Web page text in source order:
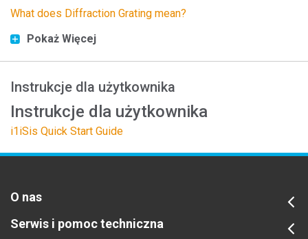
What does Diffraction Grating mean?
Pokaż Więcej
Instrukcje dla użytkownika
Instrukcje dla użytkownika
i1iSis Quick Start Guide
O nas
Serwis i pomoc techniczna